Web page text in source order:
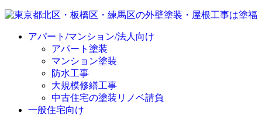
アパート/マンション/法人向け
アパート塗装
マンション塗装
防水工事
大規模修繕工事
中古住宅の塗装リノベ請負
一般住宅向け